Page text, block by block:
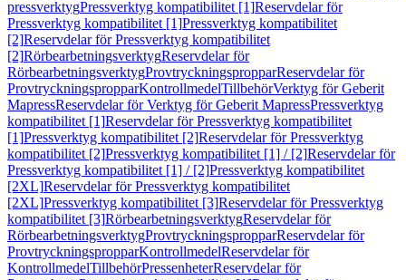
pressverktygPressverktyg kompatibilitet [1]Reservdelar för
Pressverktyg kompatibilitet [1]Pressverktyg kompatibilitet
[2]Reservdelar för Pressverktyg kompatibilitet
[2]RörbearbetningsverktygReservdelar för
RörbearbetningsverktygProvtryckningspropparReservdelar för
ProvtryckningspropparKontrollmedelTillbehörVerktyg för Geberit
MapressReservdelar för Verktyg för Geberit MapressPressverktyg
kompatibilitet [1]Reservdelar för Pressverktyg kompatibilitet
[1]Pressverktyg kompatibilitet [2]Reservdelar för Pressverktyg
kompatibilitet [2]Pressverktyg kompatibilitet [1] / [2]Reservdelar för
Pressverktyg kompatibilitet [1] / [2]Pressverktyg kompatibilitet
[2XL]Reservdelar för Pressverktyg kompatibilitet
[2XL]Pressverktyg kompatibilitet [3]Reservdelar för Pressverktyg
kompatibilitet [3]RörbearbetningsverktygReservdelar för
RörbearbetningsverktygProvtryckningspropparReservdelar för
ProvtryckningspropparKontrollmedelReservdelar för
KontrollmedelTillbehörPressenheterReservdelar för